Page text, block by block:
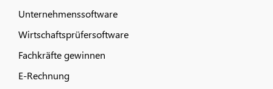
Unternehmenssoftware
Wirtschaftsprüfersoftware
Fachkräfte gewinnen
E-Rechnung